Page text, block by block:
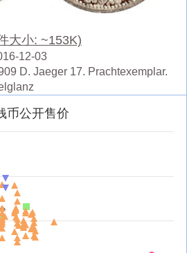
大小: ~153K)
12-03
D. Jaeger 17. Prachtexemplar.